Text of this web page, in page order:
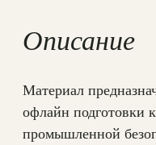
е
т
в
о
Описание
Материал
офлайн подготовки
промышленной